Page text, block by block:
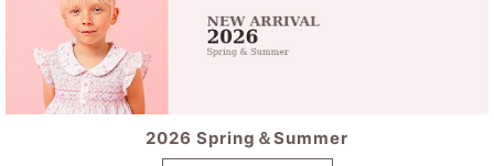
2026 Spring＆Summer